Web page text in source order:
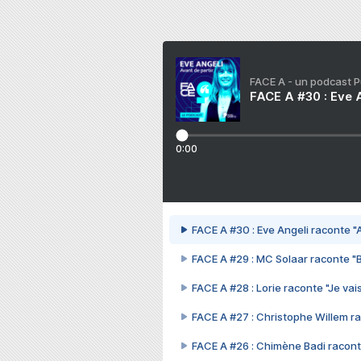
FACE A - un podcast
FACE A #30 :
0:00
FACE A #30 : Eve Angeli raconte
FACE A #29 : MC Solaar raconte
FACE A #28 : Lorie raconte "Je
FACE A #27 : Christophe Willem
FACE A #26 : Chimène Badi